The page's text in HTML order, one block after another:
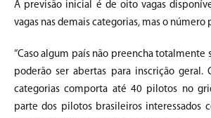
A previsão inicial é de oito vagas
vagas nas demais categorias, mas o número
“Caso algum país não preencha totalmente
poderão ser abertas para inscrição geral.
categorias comporta até 40 pilotos no
parte dos pilotos brasileiros interessados